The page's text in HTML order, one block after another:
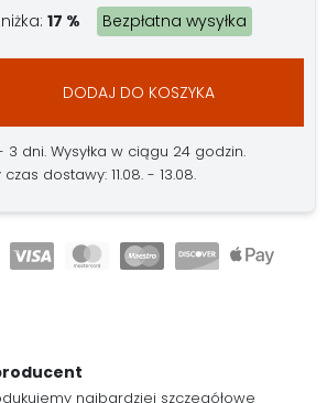
17 % Bezpłatna wysyłka
DODAJ DO KOSZYKA
3 dni. Wysyłka w ciągu 24 godzin.
dostawy: 11.08. - 13.08.
najbardziej szczegółowe